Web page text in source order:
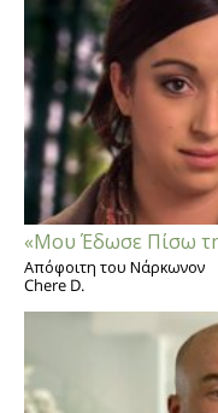
«Μου Έδωσε Πίσω
Απόφοιτη του Νάρκωνον
Chere D.